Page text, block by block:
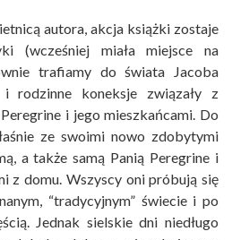
autora, akcja książki zostaje
(wcześniej miała miejsce na
trafiamy do świata Jacoba
rodzinne koneksje związały z
i jego mieszkańcami. Do
ze swoimi nowo zdobytymi
a także samą Panią Peregrine i
z domu. Wszyscy oni próbują się
“tradycyjnym” świecie i po
Jednak sielskie dni niedługo